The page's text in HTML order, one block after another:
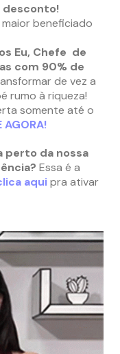
desconto!
beneficiado
Eu, Chefe de
com 90% de
de vez a
rumo à riqueza!
somente até o
AGORA!
perto da nossa
Essa é a
aqui pra ativar